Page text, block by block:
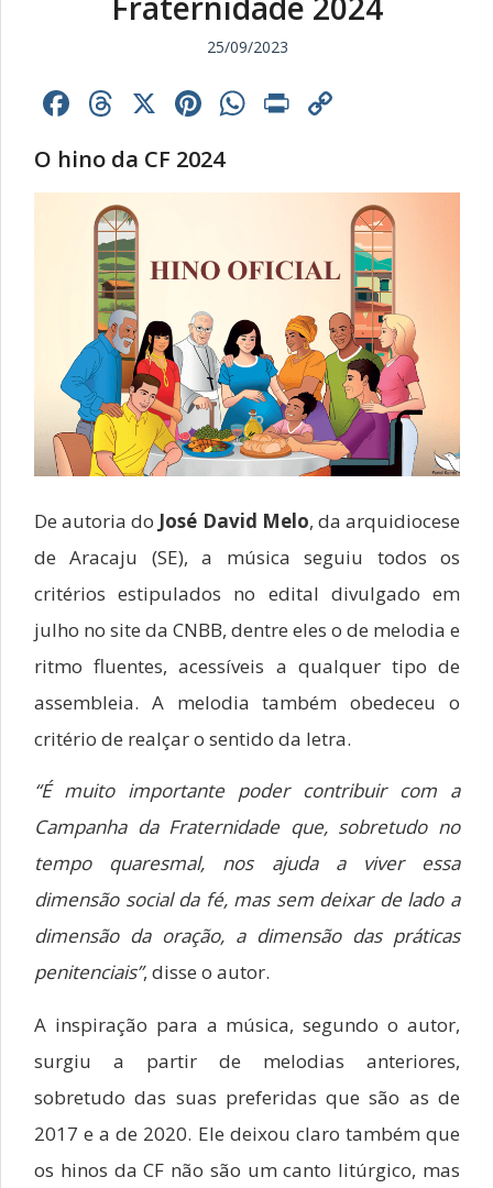
25/09/2023
Facebook
Threads
X Pinterest
WhatsApp
Print
O hino da CF 2024
De autoria do José David Melo, da arquidiocese
de Aracaju (SE), a música seguiu todos os
critérios estipulados no edital divulgado em
julho no site da CNBB, dentre eles o de melodia e
ritmo fluentes, acessíveis a qualquer tipo de
assembleia. A melodia também obedeceu o
critério de realçar o sentido da letra.
“É muito importante poder contribuir com a
Campanha da Fraternidade que, sobretudo no
tempo quaresmal, nos ajuda a viver essa
dimensão social da fé, mas sem deixar de lado a
dimensão da oração, a dimensão das práticas
penitenciais”, disse o autor.
A inspiração para a música, segundo o autor,
surgiu a partir de melodias anteriores,
sobretudo das suas preferidas que são as de
2017 e a de 2020. Ele deixou claro também que
os hinos da CF não são um canto litúrgico, mas